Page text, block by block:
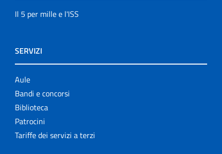
Il 5 per mille e l'ISS
SERVIZI
Aule
Bandi e concorsi
Biblioteca
Patrocini
Tariffe dei servizi a terzi